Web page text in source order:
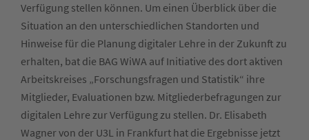
Verfügung stellen können. Um einen Überblick über die
Situation an den unterschiedlichen Standorten und
Hinweise für die Planung digitaler Lehre in der Zukunft zu
erhalten, bat die BAG WiWA auf Initiative des dort aktiven
Arbeitskreises „Forschungsfragen und Statistik“ ihre
Mitglieder, Evaluationen bzw. Mitgliederbefragungen zur
digitalen Lehre zur Verfügung zu stellen. Dr. Elisabeth
Wagner von der U3L in Frankfurt hat die Ergebnisse jetzt